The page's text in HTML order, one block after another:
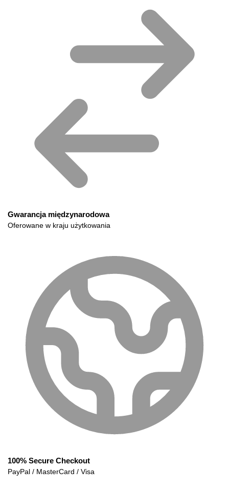
Gwarancja międzynarodowa
Oferowane w kraju użytkowania
100% Secure Checkout
PayPal / MasterCard / Visa